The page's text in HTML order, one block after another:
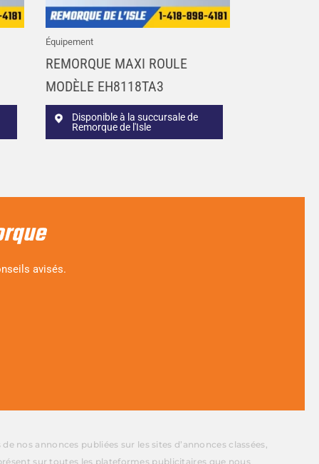
Équipement
REMORQUE MAXI ROULE
MODÈLE EH8118TA3
Disponible à la succursale de
Remorque de l'Isle
avisés.
nos annonces publiées sur les sites d’annonces classées,
sur toutes les plateformes publicitaires que nous